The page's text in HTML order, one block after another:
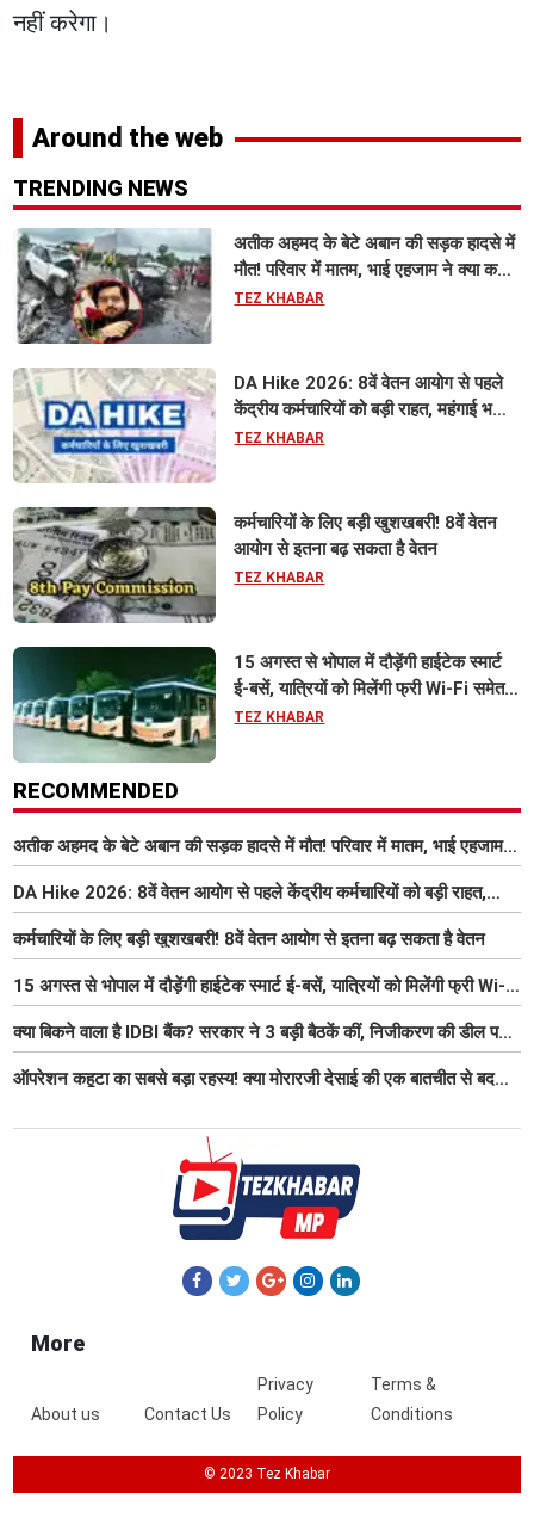
नहीं करेगा।
Around the web
TRENDING NEWS
अतीक अहमद के बेटे अबान की सड़क हादसे में
मौत! परिवार में मातम, भाई एहजाम ने क्या कहा?
जानिए पूरा मामला
TEZ KHABAR
DA Hike 2026: 8वें वेतन आयोग से पहले
केंद्रीय कर्मचारियों को बड़ी राहत, महंगाई भत्ता
63% होने की संभावना
TEZ KHABAR
कर्मचारियों के लिए बड़ी खुशखबरी! 8वें वेतन
आयोग से इतना बढ़ सकता है वेतन
TEZ KHABAR
15 अगस्त से भोपाल में दौड़ेंगी हाईटेक स्मार्ट
ई-बसें, यात्रियों को मिलेंगी फ्री Wi-Fi समेत
आधुनिक सुविधा
TEZ KHABAR
RECOMMENDED
अतीक अहमद के बेटे अबान की सड़क हादसे में मौत! परिवार में मातम, भाई एहजाम ने
क्या कहा? जानिए पूरा मामला
DA Hike 2026: 8वें वेतन आयोग से पहले केंद्रीय कर्मचारियों को बड़ी राहत,
महंगाई भत्ता 63% होने की संभावना
कर्मचारियों के लिए बड़ी खुशखबरी! 8वें वेतन आयोग से इतना बढ़ सकता है वेतन
15 अगस्त से भोपाल में दौड़ेंगी हाईटेक स्मार्ट ई-बसें, यात्रियों को मिलेंगी फ्री Wi-
Fi समेत आधुनिक सुविधा
क्या बिकने वाला है IDBI बैंक? सरकार ने 3 बड़ी बैठकें कीं, निजीकरण की डील पर
बढ़ी हलचल
ऑपरेशन कहूटा का सबसे बड़ा रहस्य! क्या मोरारजी देसाई की एक बातचीत से बदल
More
About us Contact Us
Privacy
Policy
Terms &
Conditions
© 2023 Tez Khabar